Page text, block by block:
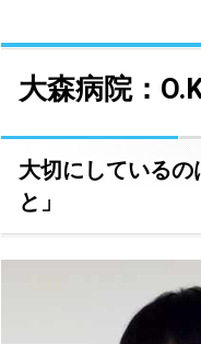
看護のキーワード
チーム医療
教育体制
病院見学
採用試験日程
大森病院：
大切にしている
と」